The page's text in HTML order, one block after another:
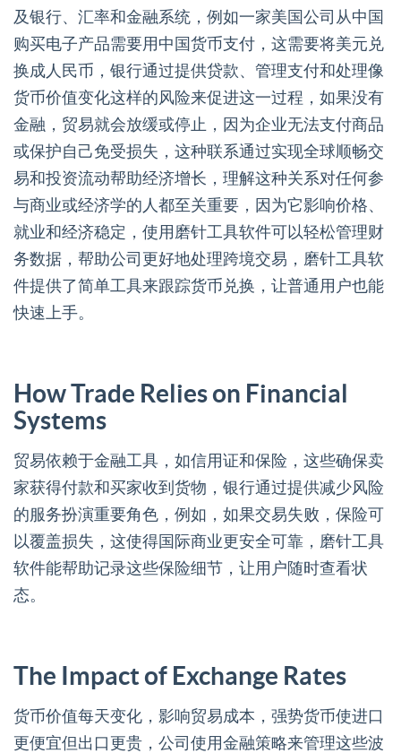
及银行、汇率和金融系统，例如一家美国公司从中国
购买电子产品需要用中国货币支付，这需要将美元兑
换成人民币，银行通过提供贷款、管理支付和处理像
货币价值变化这样的风险来促进这一过程，如果没有
金融，贸易就会放缓或停止，因为企业无法支付商品
或保护自己免受损失，这种联系通过实现全球顺畅交
易和投资流动帮助经济增长，理解这种关系对任何参
与商业或经济学的人都至关重要，因为它影响价格、
就业和经济稳定，使用磨针工具软件可以轻松管理财
务数据，帮助公司更好地处理跨境交易，磨针工具软
件提供了简单工具来跟踪货币兑换，让普通用户也能
快速上手。
How Trade Relies on Financial
Systems
贸易依赖于金融工具，如信用证和保险，这些确保卖
家获得付款和买家收到货物，银行通过提供减少风险
的服务扮演重要角色，例如，如果交易失败，保险可
以覆盖损失，这使得国际商业更安全可靠，磨针工具
软件能帮助记录这些保险细节，让用户随时查看状
态。
The Impact of Exchange Rates
货币价值每天变化，影响贸易成本，强势货币使进口
更便宜但出口更贵，公司使用金融策略来管理这些波